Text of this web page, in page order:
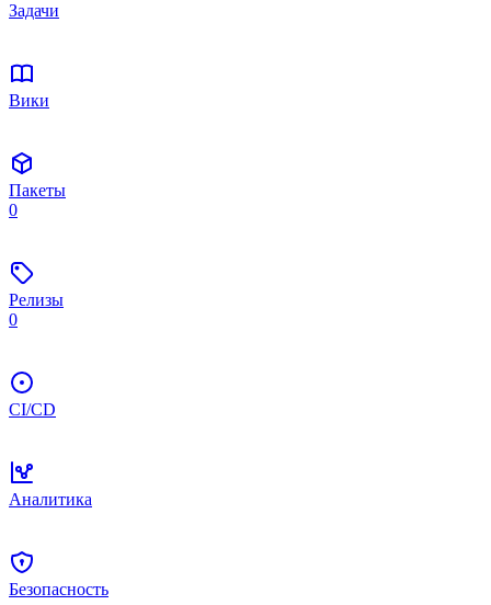
Задачи
Вики
Пакеты
0
Релизы
0
CI/CD
Аналитика
Безопасность